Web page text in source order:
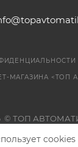
МАГАЗИНА <ТОП
© ТОП
cookies